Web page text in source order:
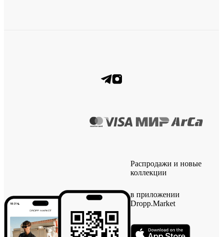
Распродажи и новые
коллекции
в приложении
Dropp.Market